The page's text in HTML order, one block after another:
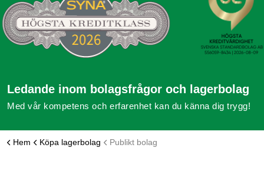
Ledande inom bolagsfrågor och lagerbolag
Med vår kompetens och erfarenhet kan du känna dig trygg!
Hem Köpa lagerbolag Publikt bolag